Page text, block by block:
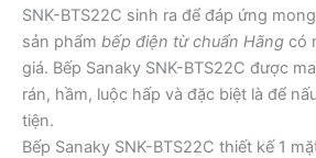
SNK-BTS22C sinh ra để đáp ứng
sản phẩm bếp điện từ chuẩn Hãng có
giá. Bếp Sanaky SNK-BTS22C được
rán, hầm, luộc hấp và đặc biệt là để
tiện.
Bếp Sanaky SNK-BTS22C thiết kế 1